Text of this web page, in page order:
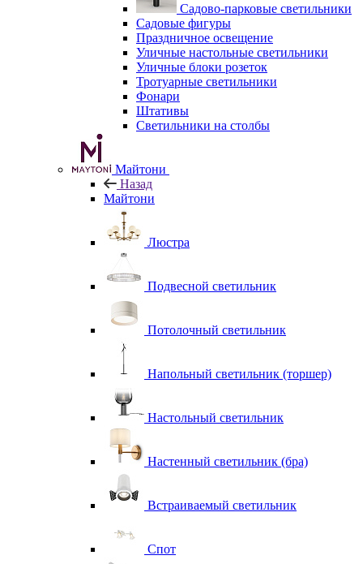
Садово-парковые светильники
Садовые фигуры
Праздничное освещение
Уличные настольные светильники
Уличные блоки розеток
Тротуарные светильники
Фонари
Штативы
Светильники на столбы
Майтони
Назад
Майтони
Люстра
Подвесной светильник
Потолочный светильник
Напольный светильник (торшер)
Настольный светильник
Настенный светильник (бра)
Встраиваемый светильник
Спот